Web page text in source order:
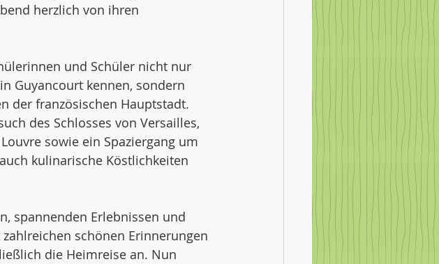
herzlich von ihren
und Schüler nicht nur
Guyancourt kennen, sondern
der französischen Hauptstadt.
des Schlosses von Versailles,
sowie ein Spaziergang um
kulinarische Köstlichkeiten
spannenden Erlebnissen und
schönen Erinnerungen
die Heimreise an. Nun